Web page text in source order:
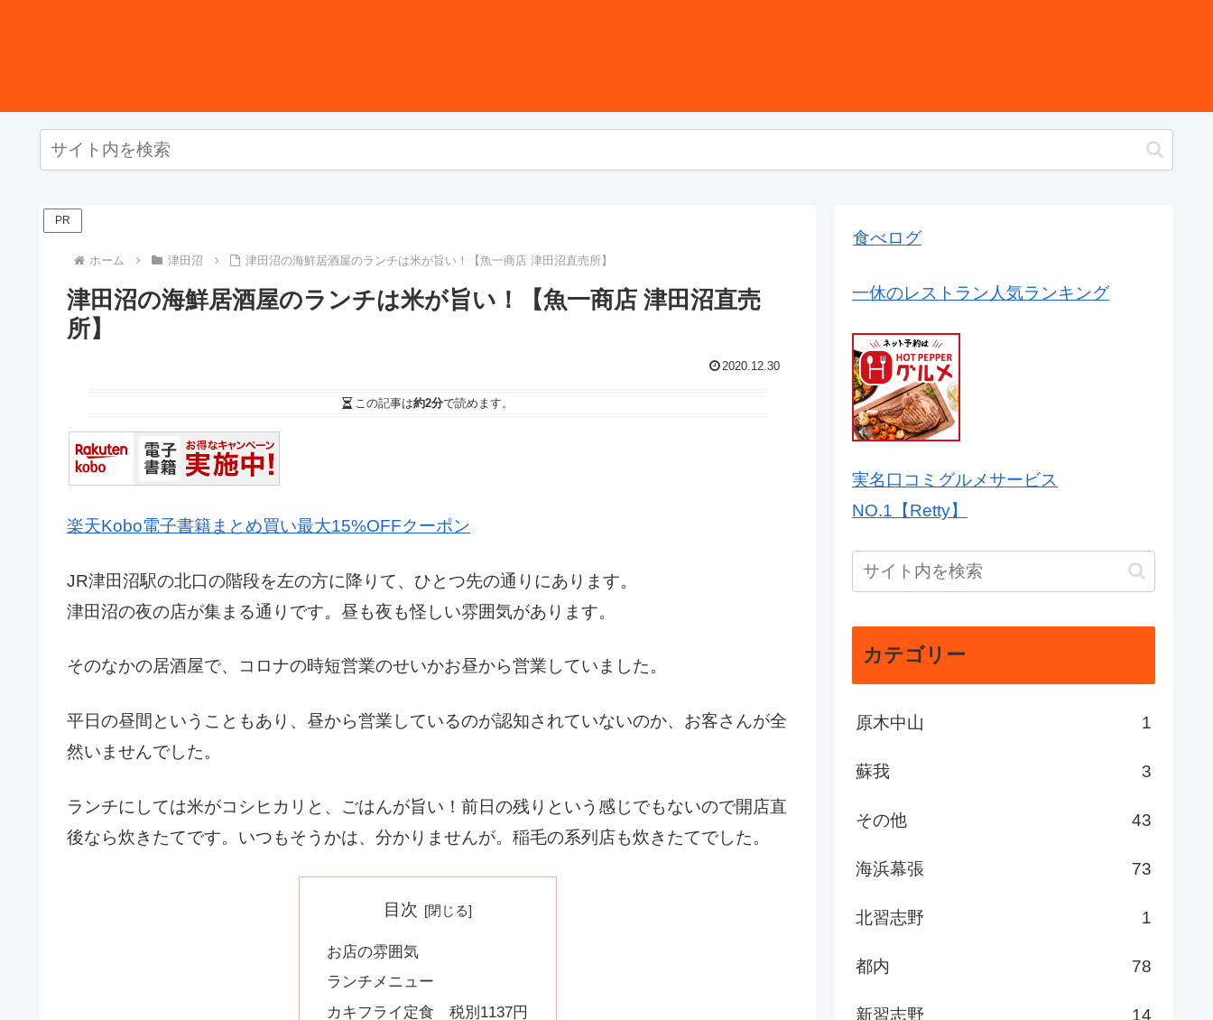
PR
ホーム 津田沼 津田沼の海鮮居酒屋のランチは米が旨い！【魚一商店 津田沼直売所】
津田沼の海鮮居酒屋のランチは米が旨い！【魚一商店 津田沼直売
所】
2020.12.30
この記事は約2分で読めます。
楽天Kobo電子書籍まとめ買い最大15%OFFクーポン
JR津田沼駅の北口の階段を左の方に降りて、ひとつ先の通りにあります。
津田沼の夜の店が集まる通りです。昼も夜も怪しい雰囲気があります。
そのなかの居酒屋で、コロナの時短営業のせいかお昼から営業していました。
平日の昼間ということもあり、昼から営業しているのが認知されていないのか、お客さんが全
然いませんでした。
ランチにしては米がコシヒカリと、ごはんが旨い！前日の残りという感じでもないので開店直
後なら炊きたてです。いつもそうかは、分かりませんが。稲毛の系列店も炊きたてでした。
目次
お店の雰囲気
ランチメニュー
カキフライ定食 税別1137円
食べログ
一休のレストラン人気ランキング
実名口コミグルメサービス
NO.1【Retty】
カテゴリー
原木中山 1
蘇我 3
その他 43
海浜幕張 73
北習志野 1
都内 78
新習志野 14